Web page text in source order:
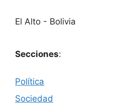
El Alto - Bolivia
Secciones:
Política
Sociedad